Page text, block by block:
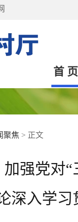
首 页
聚焦 > 正文
加强党对“
入学习